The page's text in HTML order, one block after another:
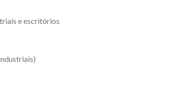
e escritórios